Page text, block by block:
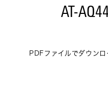
AT-
PDFファイルでダウンロ